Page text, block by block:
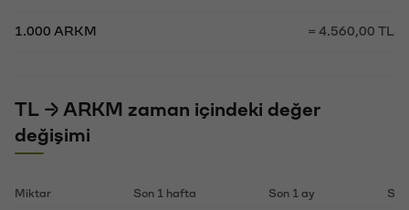
1.000 ARKM = 4.560,00 TL
TL → ARKM zaman içindeki değer
değişimi
Miktar Son 1 hafta Son 1 ay